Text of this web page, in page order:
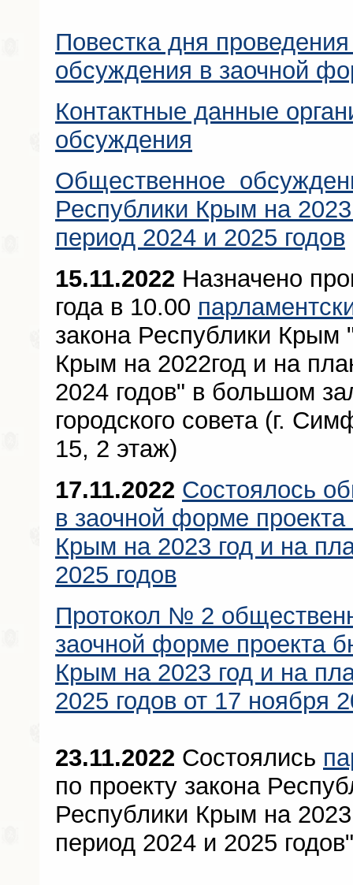
Повестка дня
обсуждения в заочной
Контактные данные
обсуждения
Общественное
Республики Крым на
период 2024 и 2025 годов
15.11.2022 Назначено
года в 10.00
закона Республики
Крым на 2022год и на
2024 годов" в большом
городского совета (г.
15, 2 этаж)
17.11.2022 Состоялось
в заочной форме
Крым на 2023 год и на
2025 годов
Протокол № 2
заочной форме проекта
Крым на 2023 год и на
2025 годов от 17 ноября
23.11.2022 Состоялись
по проекту закона
Республики Крым на
период 2024 и 2025 годов"